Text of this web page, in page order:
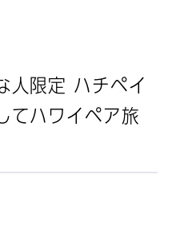
人限定 ハチペイ
てハワイペア旅